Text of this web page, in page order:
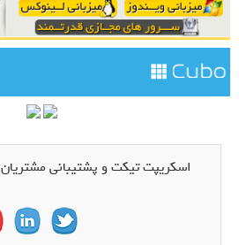
اسکریپت تیکت و پشتیبانی مشتریان Support Centre